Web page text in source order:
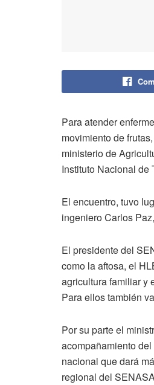
Para atender
movimiento de
ministerio de
Instituto Nacional de
El encuentro, tuvo
ingeniero Carlos
El presidente del
como la aftosa, el
agricultura familiar y
Para ellos también
Por su parte el
acompañamiento
nacional que dará
regional del